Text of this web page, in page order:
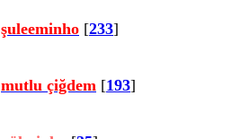
şuleeminho [233]
mutlu çiğdem [193]